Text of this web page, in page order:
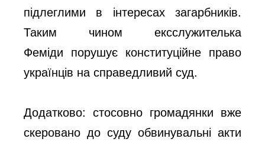
підлеглими в інтересах загарбників.
Таким чином ексслужителька
Феміди порушує конституційне право
українців на справедливий суд.
Додатково: стосовно громадянки вже
скеровано до суду обвинувальні акти